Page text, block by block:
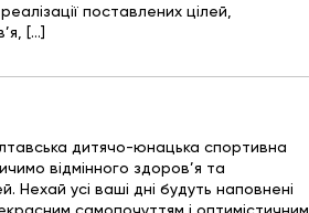
поставлених цілей,
[…]
дитячо-юнацька спортивна
відмінного здоров’я та
Нехай усі ваші дні будуть наповнені
самопочуттям і оптимістичним